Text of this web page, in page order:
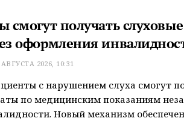
смогут получать слуховые
оформления
АВГУСТА 2026, 10:31
с нарушением слуха смогут
по медицинским показаниям
Новый механизм